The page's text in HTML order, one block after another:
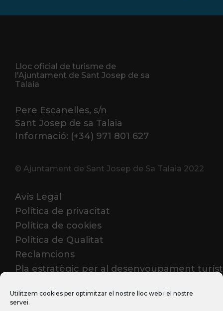
Utilitzem cookies per optimitzar el nostre lloc web i el nostre
servei.
Lloc oficial de turisme de
l'Ajuntament de Sant Josep de sa
Talaia
Pere Escanelles, s/n
Sant Josep de sa Talaia
Informació: (+34) 971 801 627
© Ajuntament de Sant Josep de Sa Talaia 2022
Avís Legal
Política de privacitat
Política de cookies
Política de Qualitat
Reclamcions
Pla estratègic per al desenvoupament